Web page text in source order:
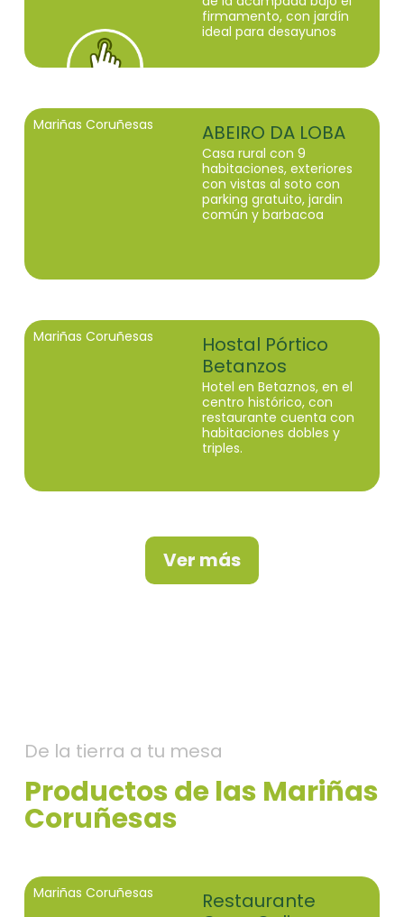
firmamento, con jardín
ideal para desayunos
Mariñas Coruñesas ABEIRO DA LOBA
Casa rural con 9
habitaciones, exteriores
con vistas al soto con
parking gratuito, jardin
común y barbacoa
Mariñas Coruñesas
Hostal Pórtico
Betanzos
Hotel en Betaznos, en el
centro histórico, con
restaurante cuenta con
habitaciones dobles y
triples.
Ver más
De la tierra a tu mesa
Productos de las Mariñas
Coruñesas
Mariñas Coruñesas
Restaurante